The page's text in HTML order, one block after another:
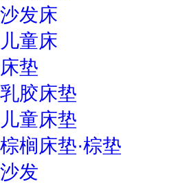
沙发床
儿童床
床垫
乳胶床垫
儿童床垫
棕榈床垫·棕垫
沙发